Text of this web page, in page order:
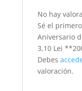
No hay
Sé el
Aniversario
3,10 Lei
Debes
valoración.